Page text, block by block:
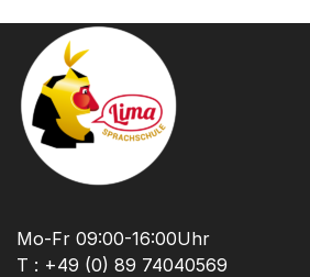
Mo-Fr 09:00-16:00Uhr
T : +49 (0) 89 74040569